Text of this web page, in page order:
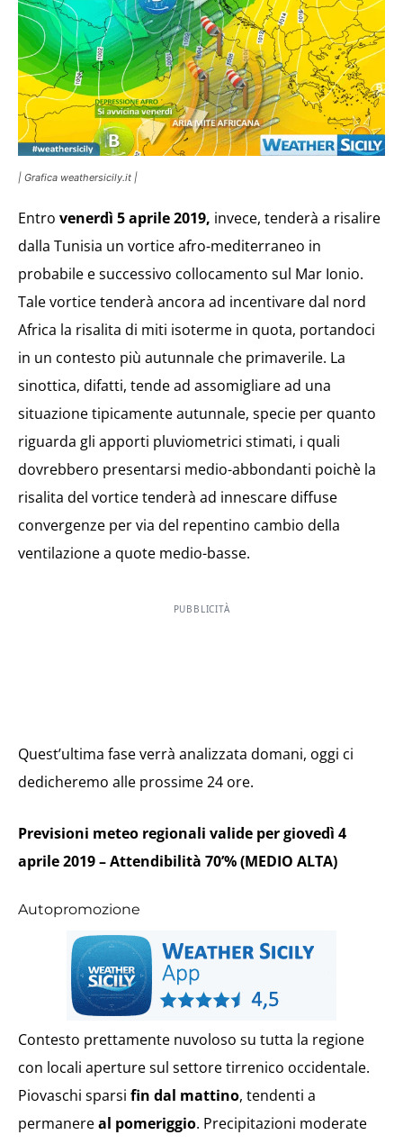
| Grafica weathersicily.it |
Entro venerdì 5 aprile 2019, invece, tenderà a risalire
dalla Tunisia un vortice afro-mediterraneo in
probabile e successivo collocamento sul Mar Ionio.
Tale vortice tenderà ancora ad incentivare dal nord
Africa la risalita di miti isoterme in quota, portandoci
in un contesto più autunnale che primaverile. La
sinottica, difatti, tende ad assomigliare ad una
situazione tipicamente autunnale, specie per quanto
riguarda gli apporti pluviometrici stimati, i quali
dovrebbero presentarsi medio-abbondanti poichè la
risalita del vortice tenderà ad innescare diffuse
convergenze per via del repentino cambio della
ventilazione a quote medio-basse.
PUBBLICITÀ
Quest’ultima fase verrà analizzata domani, oggi ci
dedicheremo alle prossime 24 ore.
Previsioni meteo regionali valide per giovedì 4
aprile 2019 – Attendibilità 70’% (MEDIO ALTA)
Autopromozione
Contesto prettamente nuvoloso su tutta la regione
con locali aperture sul settore tirrenico occidentale.
Piovaschi sparsi fin dal mattino, tendenti a
permanereal pomeriggio. Precipitazioni moderate